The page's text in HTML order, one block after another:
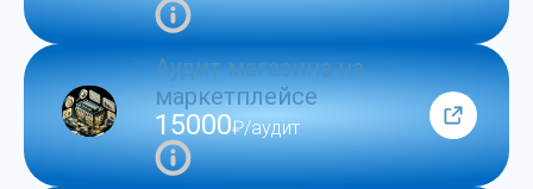
Аудит магазина на
маркетплейсе
15000₽/аудит